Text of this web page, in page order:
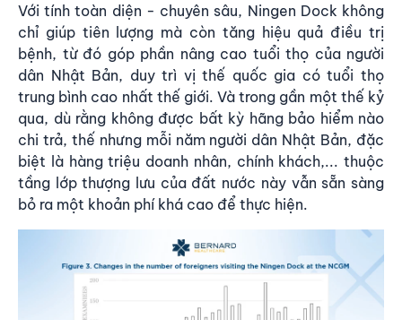
Với tính toàn diện - chuyên sâu, Ningen Dock không
chỉ giúp tiên lượng mà còn tăng hiệu quả điều trị
bệnh, từ đó góp phần nâng cao tuổi thọ của người
dân Nhật Bản, duy trì vị thế quốc gia có tuổi thọ
trung bình cao nhất thế giới. Và trong gần một thế kỷ
qua, dù rằng không được bất kỳ hãng bảo hiểm nào
chi trả, thế nhưng mỗi năm người dân Nhật Bản, đặc
biệt là hàng triệu doanh nhân, chính khách,... thuộc
tầng lớp thượng lưu của đất nước này vẫn sẵn sàng
bỏ ra một khoản phí khá cao để thực hiện.